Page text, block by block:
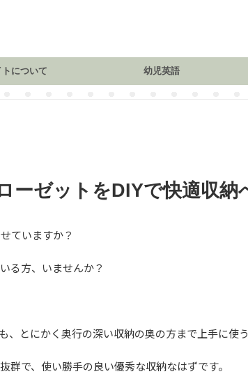
トについて 幼児英語
ーゼットをDIYで快適収納
ていますか？
る方、いませんか？
、とにかく奥行の深い収納の奥の方まで上手に使
群で、使い勝手の良い優秀な収納なはずです。